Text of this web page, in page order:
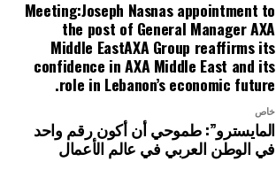
Meeting:Joseph Nasnas appointment to
the post of General Manager AXA
Middle EastAXA Group reaffirms its
confidence in AXA Middle East and its
role in Lebanon’s economic future.
خاص
المايسترو”: طموحي أن أكون رقم واحد
في الوطن العربي في عالم الأعمال